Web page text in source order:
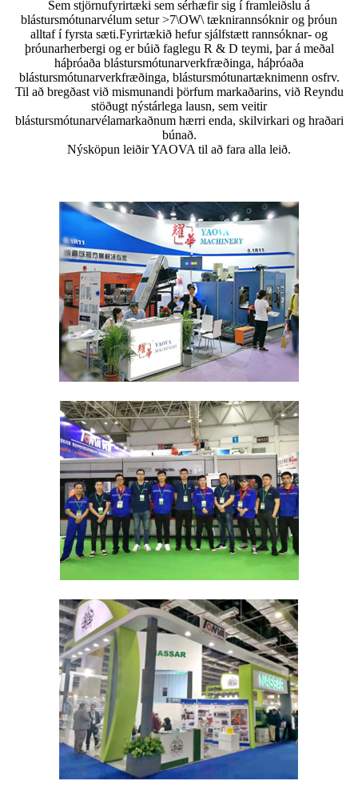
Sem stjörnufyrirtæki sem sérhæfir sig í framleiðslu á
blástursmótunarvélum setur >7\OW\ tæknirannsóknir og þróun
alltaf í fyrsta sæti.Fyrirtækið hefur sjálfstætt rannsóknar- og
þróunarherbergi og er búið faglegu R & D teymi, þar á meðal
háþróaða blástursmótunarverkfræðinga, háþróaða
blástursmótunarverkfræðinga, blástursmótunartæknimenn osfrv.
Til að bregðast við mismunandi þörfum markaðarins, við Reyndu
stöðugt nýstárlega lausn, sem veitir
blástursmótunarvélamarkaðnum hærri enda, skilvirkari og hraðari
búnað.
Nýsköpun leiðir YAOVA til að fara alla leið.